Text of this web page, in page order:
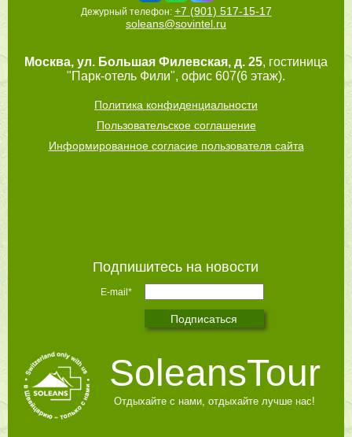
Дежурный телефон: +7 (901) 517-15-17
soleans@sovintel.ru
Москва, ул. Большая Филевская, д. 25, гостиница
"Парк-отель Фили", офис 607(6 этаж).
Политика конфиденциальности
Пользовательское соглашение
Информированное согласие пользователя сайта
Подпишитесь на новости
E-mail*
SoleansTour
Отдыхайте с нами, отдыхайте лучше нас!